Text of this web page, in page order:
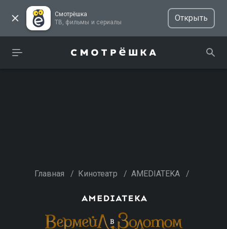
Смотрёшка
ТВ, фильмы и сериалы
Открыть
Главная / Кинотеатр / AMEDIATEKA /